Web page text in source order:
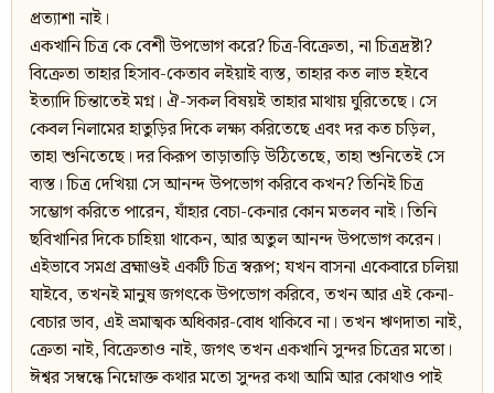
প্রত্যাশা নাই।
একখানি চিত্র কে বেশী উপভোগ করে? চিত্র-বিক্রেতা, না চিত্রদ্রষ্টা?
বিক্রেতা তাহার হিসাব-কেতাব লইয়াই ব্যস্ত, তাহার কত লাভ হইবে
ইত্যাদি চিন্তাতেই মগ্ন। ঐ-সকল বিষয়ই তাহার মাথায় ঘুরিতেছে। সে
কেবল নিলামের হাতুড়ির দিকে লক্ষ্য করিতেছে এবং দর কত চড়িল,
তাহা শুনিতেছে। দর কিরূপ তাড়াতাড়ি উঠিতেছে, তাহা শুনিতেই সে
ব্যস্ত। চিত্র দেখিয়া সে আনন্দ উপভোগ করিবে কখন? তিনিই চিত্র
সম্ভোগ করিতে পারেন, যাঁহার বেচা-কেনার কোন মতলব নাই। তিনি
ছবিখানির দিকে চাহিয়া থাকেন, আর অতুল আনন্দ উপভোগ করেন।
এইভাবে সমগ্র ব্রহ্মাণ্ডই একটি চিত্র স্বরূপ; যখন বাসনা একেবারে চলিয়া
যাইবে, তখনই মানুষ জগৎকে উপভোগ করিবে, তখন আর এই কেনা-
বেচার ভাব, এই ভ্রমাত্মক অধিকার-বোধ থাকিবে না। তখন ঋণদাতা নাই,
ক্রেতা নাই, বিক্রেতাও নাই, জগৎ তখন একখানি সুন্দর চিত্রের মতো।
ঈশ্বর সম্বন্ধে নিম্নোক্ত কথার মতো সুন্দর কথা আমি আর কোথাও পাই